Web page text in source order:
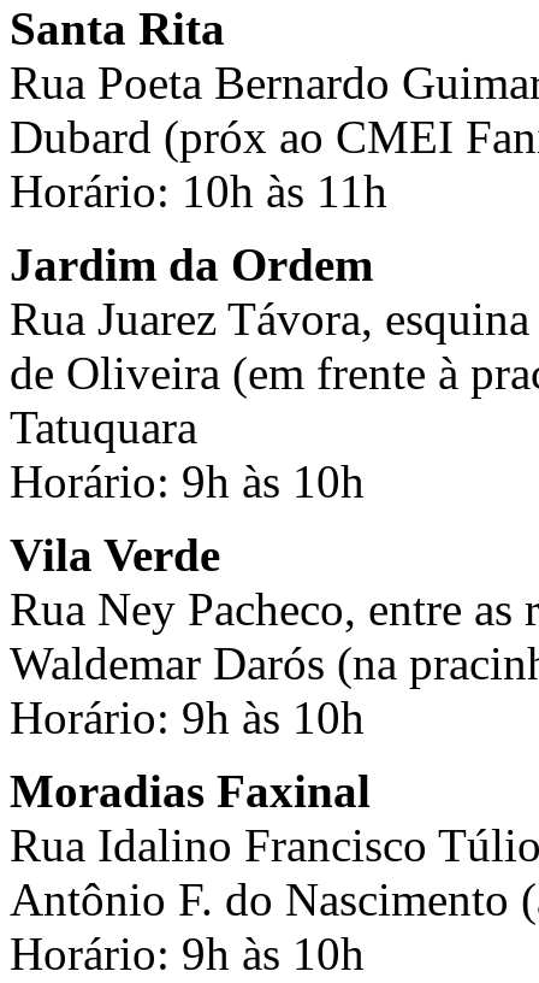
Santa Rita
Rua Poeta Bernardo
Dubard (próx ao CMEI
Horário: 10h às 11h
Jardim da Ordem
Rua Juarez Távora,
de Oliveira (em frente à
Tatuquara
Horário: 9h às 10h
Vila Verde
Rua Ney Pacheco, entre
Waldemar Darós (na
Horário: 9h às 10h
Moradias Faxinal
Rua Idalino Francisco
Antônio F. do Nascimento
Horário: 9h às 10h